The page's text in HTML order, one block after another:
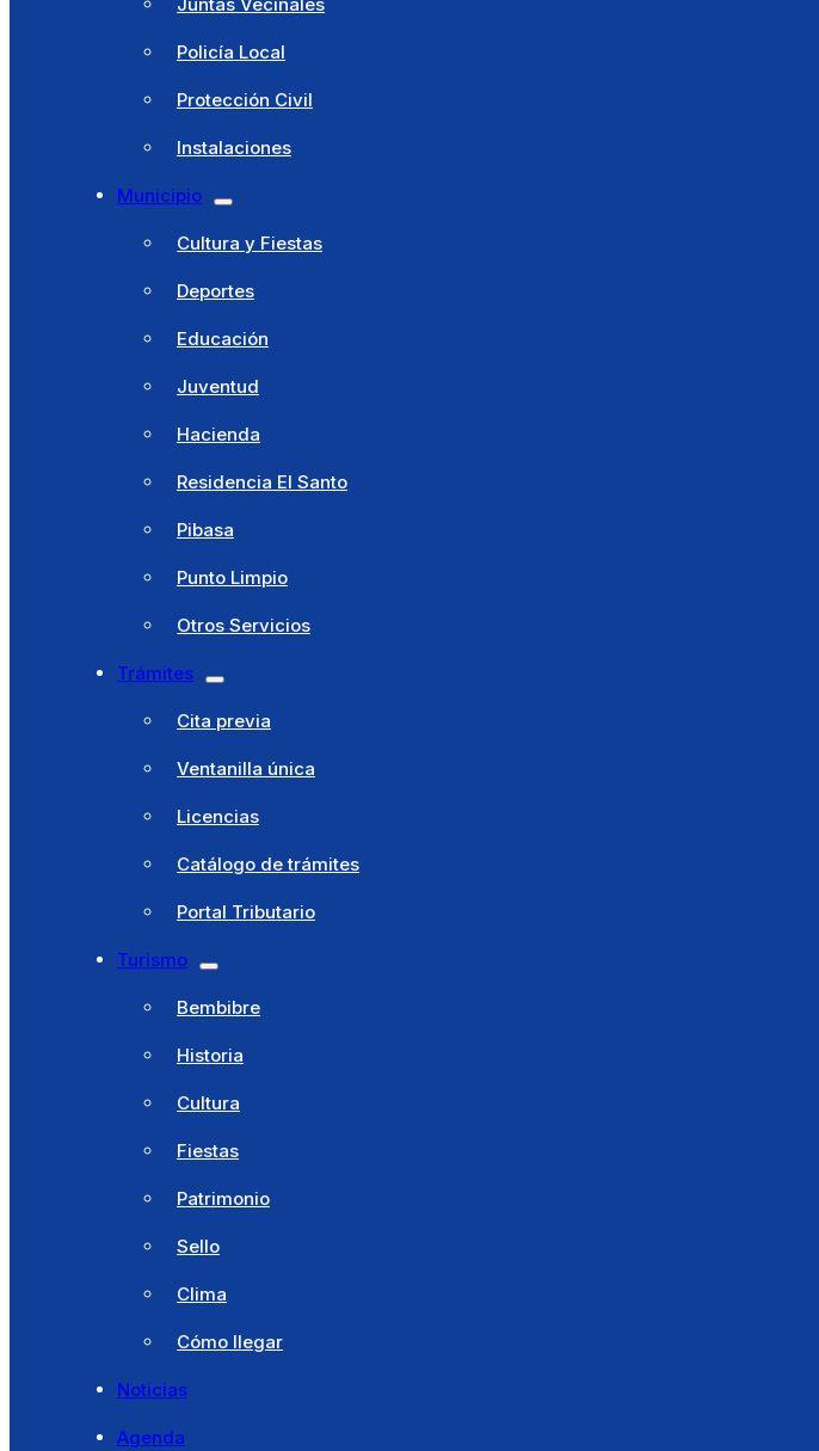
Policía Local
Protección Civil
Instalaciones
Municipio
Cultura y Fiestas
Deportes
Educación
Juventud
Hacienda
Residencia El Santo
Pibasa
Punto Limpio
Otros Servicios
Trámites
Cita previa
Ventanilla única
Licencias
Catálogo de trámites
Portal Tributario
Turismo
Bembibre
Historia
Cultura
Fiestas
Patrimonio
Sello
Clima
Cómo llegar
Noticias
Agenda